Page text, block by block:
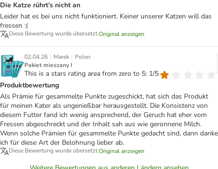
Die Katze rührt’s nicht an
Leider hat es bei uns nicht funktioniert. Keiner unserer Katzen will das
fressen :(
Diese Bewertung wurde übersetzt.Original anzeigen
02.04.26 | Marek | Polen
Pakiet mieszany I
This is a stars rating area from zero to 5: 1/5
Produktbewertung
Als Prämie für gesammelte Punkte zugeschickt, hat sich das Produkt
für meinen Kater als ungenießbar herausgestellt. Die Konsistenz von
diesem Futter fand ich wenig ansprechend, der Geruch hat eher vom
Fressen abgeschreckt und der Inhalt sah aus wie geronnene Milch.
Wenn solche Prämien für gesammelte Punkte gedacht sind, dann danke
ich für diese Art der Belohnung lieber ab.
Diese Bewertung wurde übersetzt.Original anzeigen